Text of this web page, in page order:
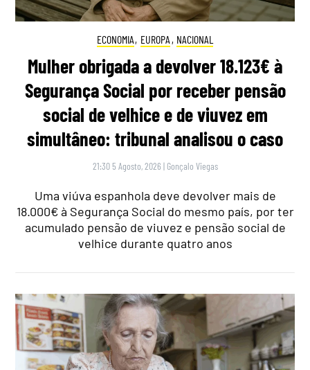
ECONOMIA, EUROPA , NACIONAL
Mulher obrigada a devolver 18.123€ à
Segurança Social por receber pensão
social de velhice e de viuvez em
simultâneo: tribunal analisou o caso
21:30 5 Agosto, 2026 | Gonçalo Viegas
Uma viúva espanhola deve devolver mais de
18.000€ à Segurança Social do mesmo país, por ter
acumulado pensão de viuvez e pensão social de
velhice durante quatro anos